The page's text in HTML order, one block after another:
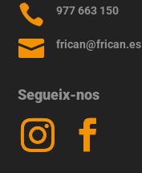
 977 663 150
 frican@frican.es
Segueix-nos